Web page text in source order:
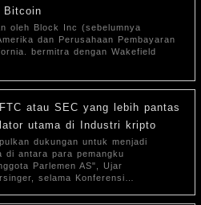
Bitcoin
oleh Block Inc (sebelumnya
dan Perusahaan Pembayaran
bermitra dengan Wakefield
atau SEC yang lebih pantas
utama di Industri kripto
dukungan untuk menjadi
di antara para pemangku
Parlemen AS", Ujar
selama Konferensi…